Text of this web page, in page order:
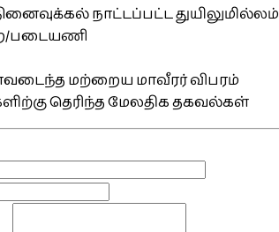
நாட்டப்பட்ட துயிலுமில்லம்
படையணி
மற்றைய மாவீரர் விபரம்
தெரிந்த மேலதிக தகவல்கள்